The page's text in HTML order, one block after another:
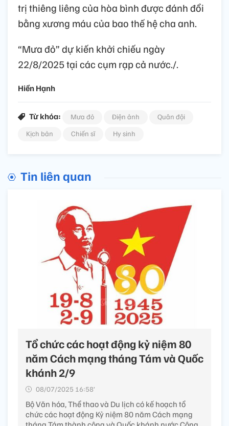
trị thiêng liêng của hòa bình được đánh đổi
bằng xương máu của bao thế hệ cha anh.
“Mưa đỏ” dự kiến khởi chiếu ngày
22/8/2025 tại các cụm rạp cả nước./.
Hiền Hạnh
Từ khóa: Mưa đỏ Điện ảnh
Quân đội
Kịch bản
Chiến sĩ Hy sinh
Tin liên quan
Tổ chức các hoạt động kỷ niệm 80
năm Cách mạng tháng Tám và Quốc
khánh 2/9
08/07/2025 16:58’
Bộ Văn hóa, Thể thao và Du lịch có kế hoạch tổ
chức các hoạt động Kỷ niệm 80 năm Cách mạng